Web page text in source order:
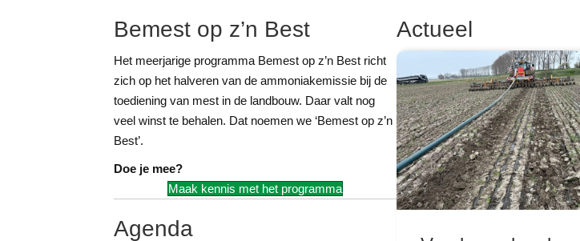
Bemest op z’n Best
Het meerjarige programma Bemest op z’n Best richt
zich op het halveren van de ammoniakemissie bij de
toediening van mest in de landbouw. Daar valt nog
veel winst te behalen. Dat noemen we ‘Bemest op z’n
Best’.
Doe je mee?
Maak kennis met het programma
Agenda
Actueel